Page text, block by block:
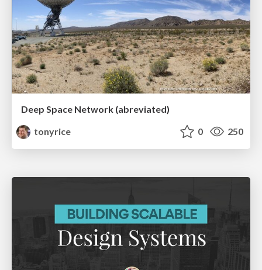
Deep Space Network (abreviated)
tonyrice
0 250